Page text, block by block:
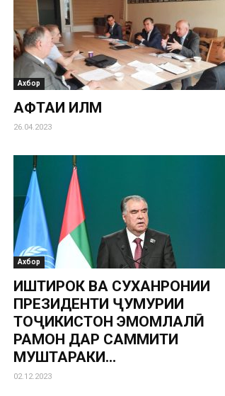
Ахбор
ҲАФТАИ ИЛМ
26.04.2023
Ахбор
ИШТИРОК ВА СУХАНРОНИИ
ПРЕЗИДЕНТИ ҶУМҲУРИИ
ТОҶИКИСТОН ЭМОМЛАЛӢ
РАҲМОН ДАР САММИТИ
МУШТАРАКИ...
02.12.2023